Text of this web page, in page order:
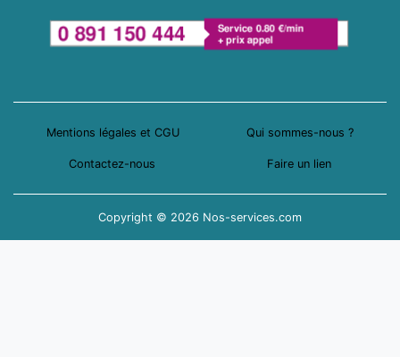
Mentions légales et CGU Qui sommes-nous ?
Contactez-nous Faire un lien
Copyright © 2026 Nos-services.com